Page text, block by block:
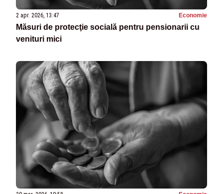
2 apr. 2026, 13:47 Economie
Măsuri de protecţie socială pentru pensionarii cu
venituri mici